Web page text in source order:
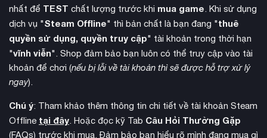
tầm trải nghiệm khi cho phép người chơi tự tạo nhân vật và
mang trong mình dòng máu bán yêu (Shiftling). Tính năng
nhất để TEST chất lượng trước khi mua game. Khi sử dụng
dịch vụ "Steam Offline" thì bản chất là bạn đang "thuê
quyền sử dụng, quyền truy cập" tài khoản trong thời hạn
"vĩnh viễn". Shop đảm bảo bạn luôn có thể truy cập vào tài
khoản để chơi (nếu bị lỗi về tài khoản thì sẽ được hỗ trợ xử lý
ngay).
Chú ý: Tham khảo thêm thông tin chi tiết về tài khoản Steam
Offline tại đây. Hoặc đọc kỹ Tab Câu Hỏi Thường Gặp
(FAQs) trước khi mua. Đảm bảo bạn hiểu rõ mình đang mua gì